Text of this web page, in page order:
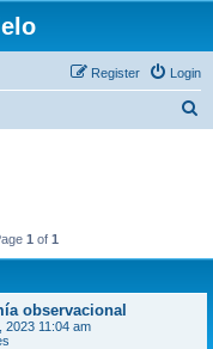
Login
Register
1 of 1
observacional
2023 11:04 am